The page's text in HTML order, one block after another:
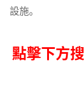
設施。
點擊下方